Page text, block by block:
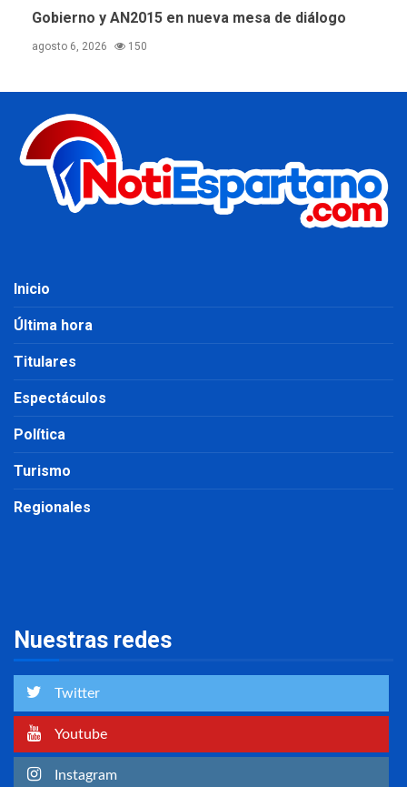
Gobierno y AN2015 en nueva mesa de diálogo
agosto 6, 2026 150
Inicio
Última hora
Titulares
Espectáculos
Política
Turismo
Regionales
Nuestras redes
Twitter
Youtube
Instagram